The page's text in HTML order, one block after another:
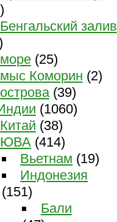
Бенгальский залив
море(25)
мыс Коморин (2)
острова(39)
(1060)
Китай (38)
ЮВА(414)
Вьетнам (19)
Индонезия
(151)
Бали